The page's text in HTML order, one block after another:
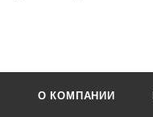
О КОМПАНИИ